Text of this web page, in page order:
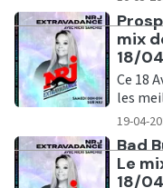
mix
18/
Ce 18
les
19-04-
Bad
Le
18/